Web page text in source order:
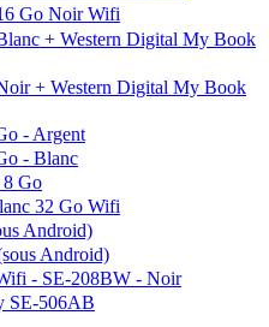
Go Noir Wifi
+ Western Digital My Book
+ Western Digital My Book
- Argent
- Blanc
8 Go
32 Go Wifi
Android)
Android)
- SE-208BW - Noir
SE-506AB